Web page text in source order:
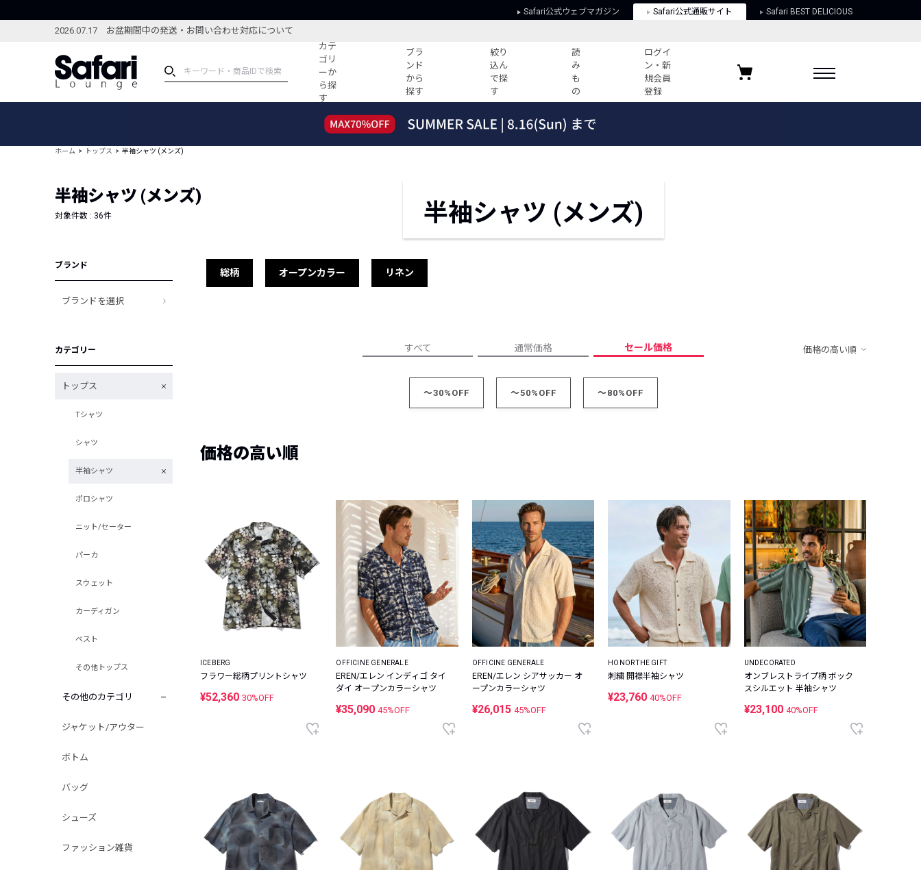
Safari公式ウェブマガジン Safari公式通販サイト Safari BEST DELICIOUS
2026.07.17 お盆期間中の発送・お問い合わせ対応について
カテ
ゴリ
ーか
ら探
す
ブラ
ンド
から
探す
絞り
込ん
で探
す
読
み
も
の
ログイ
ン・新
規会員
登録
ブランドから探す
新着アイテム
編集部のおすすめアイテム
セール
すべての記事
HOTなコーデ TOP20
新ブランドご紹介！
フォーカスブランド
セールおすすめアイテム
人気アイテム TOP 15
会社概要
お気に入りブランド
ホーム トップス 半袖シャツ (メンズ)
半袖シャツ (メンズ)
対象件数 : 36件
ブランド
ブランドを選択
カテゴリー
トップス
Tシャツ
シャツ
半袖シャツ
ポロシャツ
ニット/セーター
パーカ
スウェット
カーディガン
ベスト
その他トップス
その他のカテゴリ
ジャケット/アウター
ボトム
バッグ
シューズ
ファッション雑貨
半袖シャツ (メンズ)
総柄 オープンカラー リネン
すべて 通常価格 セール価格 価格の高い順
～30%OFF ～50%OFF ～80%OFF
価格の高い順
ICEBERG
フラワー総柄プリントシャツ
¥52,360 30%OFF
OFFICINE GENERALE
EREN/エレン インディゴ タイ
ダイ オープンカラーシャツ
¥35,09045%OFF
OFFICINE GENERALE
EREN/エレン シアサッカー オ
ープンカラーシャツ
¥26,015 45%OFF
HONOR THE GIFT
刺繍 開襟半袖シャツ
¥23,76040%OFF
UNDECORATED
オンブレストライプ柄 ボック
スシルエット 半袖シャツ
¥23,100 40%OFF